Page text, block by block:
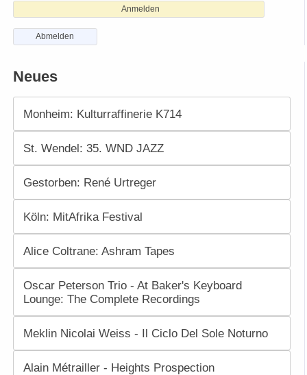
Anmelden
Abmelden
Neues
Monheim: Kulturraffinerie K714
St. Wendel: 35. WND JAZZ
Gestorben: René Urtreger
Köln: MitAfrika Festival
Alice Coltrane: Ashram Tapes
Oscar Peterson Trio - At Baker's Keyboard
Lounge: The Complete Recordings
Meklin Nicolai Weiss - Il Ciclo Del Sole Noturno
Alain Métrailler - Heights Prospection